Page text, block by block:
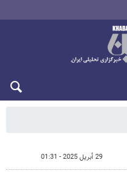
29 أبريل 2025 - 01:31